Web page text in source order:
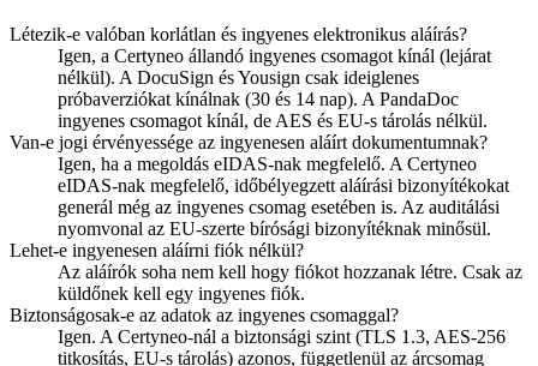
Létezik-e valóban korlátlan és ingyenes elektronikus aláírás?
Igen, a Certyneo állandó ingyenes csomagot kínál (lejárat
nélkül). A DocuSign és Yousign csak ideiglenes
próbaverziókat kínálnak (30 és 14 nap). A PandaDoc
ingyenes csomagot kínál, de AES és EU-s tárolás nélkül.
Van-e jogi érvényessége az ingyenesen aláírt dokumentumnak?
Igen, ha a megoldás eIDAS-nak megfelelő. A Certyneo
eIDAS-nak megfelelő, időbélyegzett aláírási bizonyítékokat
generál még az ingyenes csomag esetében is. Az auditálási
nyomvonal az EU-szerte bírósági bizonyítéknak minősül.
Lehet-e ingyenesen aláírni fiók nélkül?
Az aláírók soha nem kell hogy fiókot hozzanak létre. Csak az
küldőnek kell egy ingyenes fiók.
Biztonságosak-e az adatok az ingyenes csomaggal?
Igen. A Certyneo-nál a biztonsági szint (TLS 1.3, AES-256
titkosítás, EU-s tárolás) azonos, függetlenül az árcsomag